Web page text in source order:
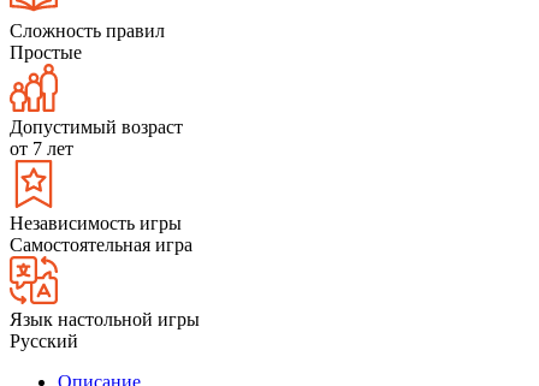
Сложность правил
Простые
Допустимый возраст
от 7 лет
Независимость игры
Самостоятельная игра
Язык настольной игры
Русский
Описание